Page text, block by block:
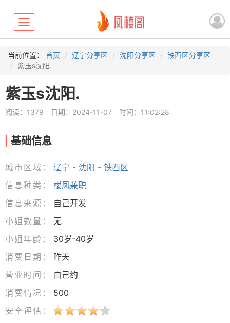
Toggle
navigation
当前位置： 首页 辽宁分享区 沈阳分享区
铁西区分享区
紫玉s沈阳.
紫玉s沈阳.
阅读：1379 日期：2024-11-07 时间：11:02:28
基础信息
城市区域： 辽宁 - 沈阳 - 铁西区
信息种类：
楼凤兼职
信息来源：
自己开发
小姐数量：
无
小姐年龄：
30岁-40岁
消费日期：
昨天
营业时间：
自己约
消费情况：
500
安全评估：